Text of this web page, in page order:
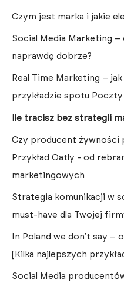
Czym jest marka i jakie
Social Media Marketing
naprawdę dobrze?
Real Time Marketing –
przykładzie spotu Poczty
Ile tracisz bez strategii
Czy producent żywności
Przykład Oatly - od
marketingowych
Strategia komunikacji w
must-have dla Twojej
In Poland we don’t say
[Kilka najlepszych
Social Media